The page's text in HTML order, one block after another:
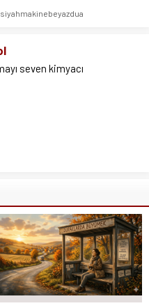
siyahmakinebeyazdua
seven kimyacı